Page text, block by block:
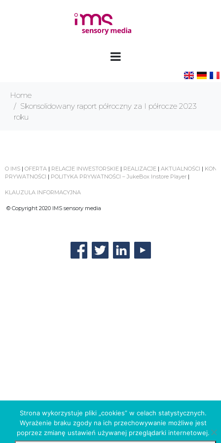
Home
Skonsolidowany raport półroczny za I półrocze 2023
roku
O IMS | OFERTA | RELACJE INWESTORSKIE | REALIZACJE | AKTUALNOŚCI |
PRYWATNOŚCI | POLITYKA PRYWATNOŚCI – JukeBox Instore Player |
KLAUZULA INFORMACYJNA
© Copyright 2020 IMS sensory media
Strona wykorzystuje pliki „cookies” w celach statystycznych.
Wyrażenie braku zgody na ich przechowywanie możliwe jest
poprzez zmianę ustawień używanej przeglądarki internetowej.